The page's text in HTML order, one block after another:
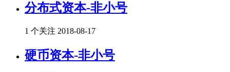
分布式资本-非小号
1 个关注 2018-08-17
硬币资本-非小号